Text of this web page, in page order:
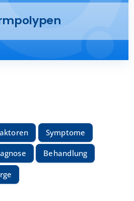
Symptome
Behandlung